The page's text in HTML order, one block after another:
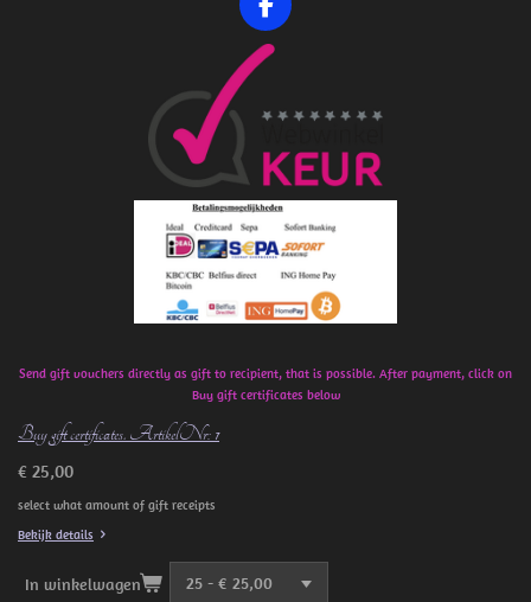
F
a
c
b
o
k
Send gift vouchers directly as gift to recipient, that is possible. After payment, click on
Buy gift certificates below
Buy gift certificates. ArtikelNr: 1
€ 25,00
select what amount of gift receipts
Bekijk details
In winkelwagen